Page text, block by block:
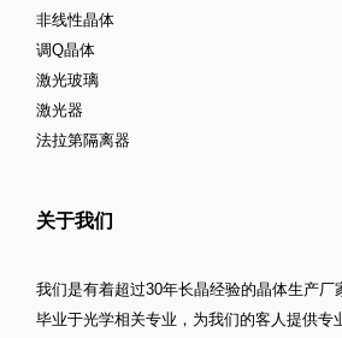
非线性晶体
调Q晶体
激光玻璃
激光器
法拉第隔离器
关于我们
我们是有着超过30年长晶经验的晶体生产厂
毕业于光学相关专业，为我们的客人提供专